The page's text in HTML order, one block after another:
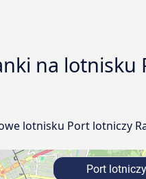
na lotnisku
lotnisku Port lotniczy
Port